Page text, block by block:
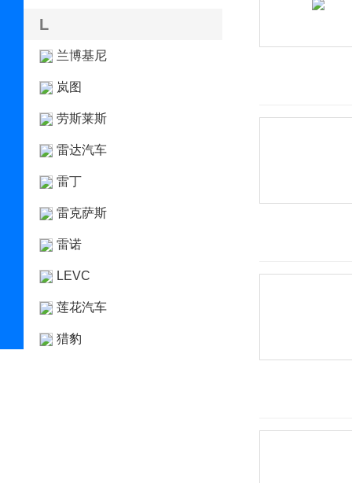
L
兰博基尼
岚图
劳斯莱斯
雷达汽车
雷丁
雷克萨斯
雷诺
LEVC
莲花汽车
猎豹